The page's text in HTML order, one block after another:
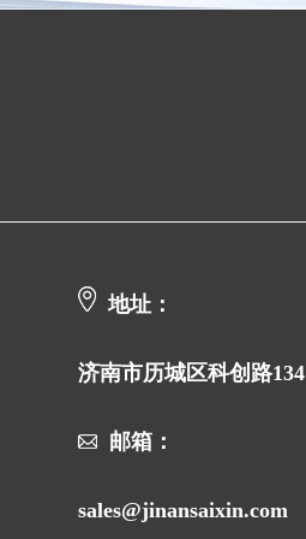
地址：
济南市历城区科创路
邮箱：
sales@jinansaixin.com